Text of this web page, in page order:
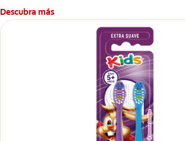
Descubra más